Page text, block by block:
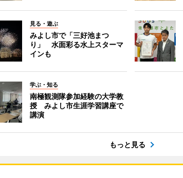
見る・遊ぶ
みよし市で「三好池まつ
り」 水面彩る水上スターマ
インも
学ぶ・知る
南極観測隊参加経験の大学教
授 みよし市生涯学習講座で
講演
もっと見る